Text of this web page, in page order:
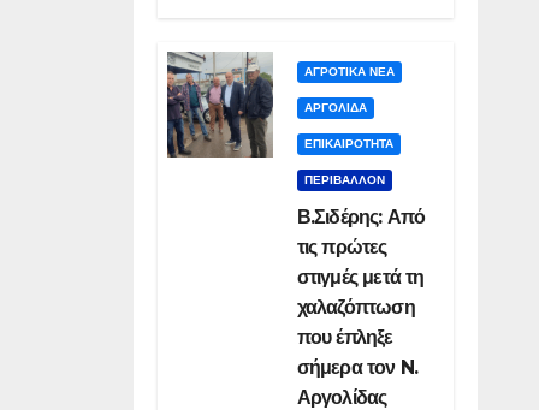
ΑΓΡΟΤΙΚΑ ΝΕΑ
ΑΡΓΟΛΙΔΑ
ΕΠΙΚΑΙΡΟΤΗΤΑ
ΠΕΡΙΒΑΛΛΟΝ
Β.Σιδέρης: Από
τις πρώτες
στιγμές μετά τη
χαλαζόπτωση
που έπληξε
σήμερα τον N.
Αργολίδας